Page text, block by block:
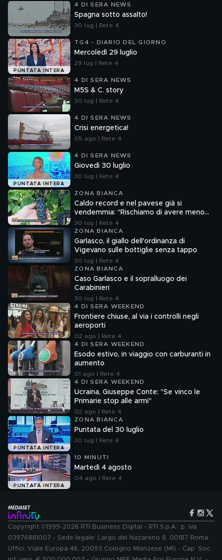
4 DI SERA NEWS
Spagna sotto assalto!
30 lug | Rete 4
PUNTATA INTERA
TG4 - DIARIO DEL GIORNO
Mercoledì 29 luglio
29 lug | Rete 4
4 DI SERA NEWS
M5S & C. story
30 lug | Rete 4
4 DI SERA NEWS
Crisi energetica!
05 ago | Rete 4
PUNTATA INTERA
4 DI SERA NEWS
Giovedì 30 luglio
30 lug | Rete 4
ZONA BIANCA
Caldo record e nel pavese già si
vendemmia: "Rischiamo di avere meno
vino"
30 lug | Rete 4
ZONA BIANCA
Garlasco, il giallo dell'ordinanza di
Vigevano sulle bottiglie senza tappo
30 lug | Rete 4
ZONA BIANCA
Caso Garlasco e il sopralluogo dei
Carabinieri
30 lug | Rete 4
4 DI SERA WEEKEND
Frontiere chiuse, al via i controlli negli
aeroporti
02 ago | Rete 4
4 DI SERA WEEKEND
Esodo estivo, in viaggio con carburanti in
aumento
01 ago | Rete 4
4 DI SERA WEEKEND
Ucraina, Giuseppe Conte: "Se vinco le
Primarie stop alle armi"
02 ago | Rete 4
PUNTATA INTERA
ZONA BIANCA
Puntata del 30 luglio
30 lug | Rete 4
PUNTATA INTERA
10 MINUTI
Martedì 4 agosto
04 ago | Rete 4
Copyright ©1999-2026 RTI Business Digital - RTI S.p.A.: p. iva
03976881007 - Sede legale: Largo del Nazareno 8, 00187 Roma.
Uffici: Viale Europa 46, 20093 Cologno Monzese (MI) - Cap. Soc.